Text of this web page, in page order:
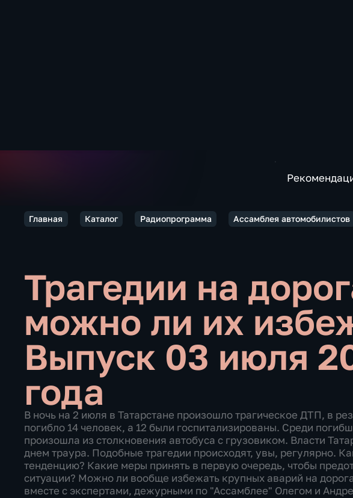
Главная Каталог Радиопрограмма Ассамблея автомобилистов
Трагедии на
можно ли их
Выпуск 03 июля
года
В ночь на 2 июля в Татарстане произошло трагическое ДТП, в
погибло 14 человек, а 12 были госпитализированы. Среди
произошла из столкновения автобуса с грузовиком. Власти
днем траура. Подобные трагедии происходят, увы, регулярно.
тенденцию? Какие меры принять в первую очередь, чтобы
ситуации? Можно ли вообще избежать крупных аварий на
вместе с экспертами, дежурными по "Ассамблее" Олегом и